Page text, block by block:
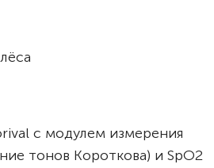
с модулем измерения
тонов Короткова) и SpO2